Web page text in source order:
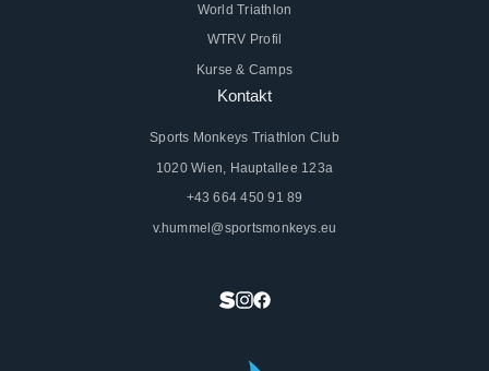
World Triathlon
WTRV Profil
Kurse & Camps
Kontakt
Sports Monkeys Triathlon Club
1020 Wien, Hauptallee 123a
+43 664 450 91 89
v.hummel@sportsmonkeys.eu